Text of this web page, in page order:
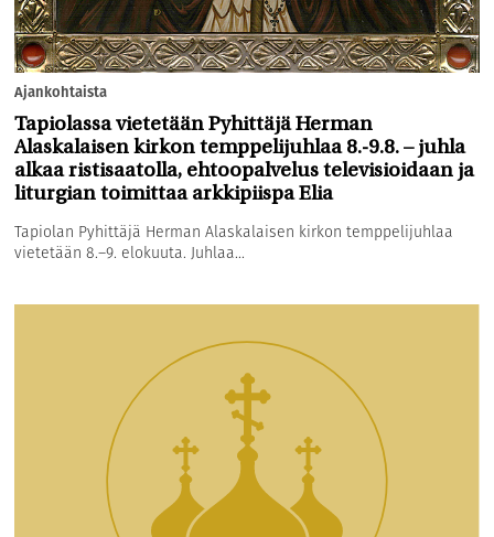
Ajankohtaista
Tapiolassa vietetään Pyhittäjä Herman
Alaskalaisen kirkon temppelijuhlaa 8.-9.8. – juhla
alkaa ristisaatolla, ehtoopalvelus televisioidaan ja
liturgian toimittaa arkkipiispa Elia
Tapiolan Pyhittäjä Herman Alaskalaisen kirkon temppelijuhlaa
vietetään 8.–9. elokuuta. Juhlaa...